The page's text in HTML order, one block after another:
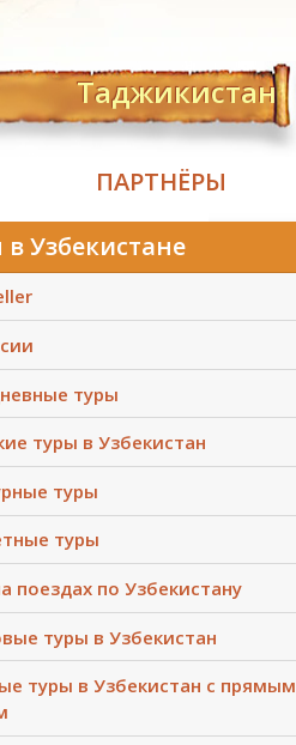
Таджикистан
ПАРТНЁРЫ
Узбекистане
туры
туры в Узбекистан
туры
туры
поездах по Узбекистану
туры в Узбекистан
туры в Узбекистан с прямым